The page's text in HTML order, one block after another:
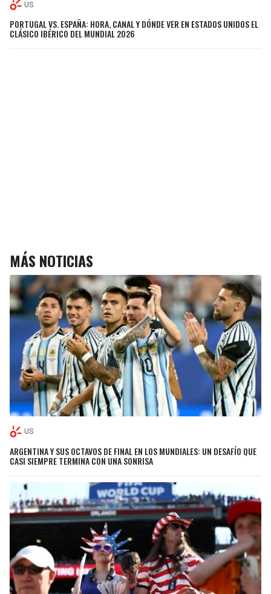
US
PORTUGAL VS. ESPAÑA: HORA, CANAL Y DÓNDE VER EN ESTADOS UNIDOS EL
CLÁSICO IBÉRICO DEL MUNDIAL 2026
MÁS NOTICIAS
US
ARGENTINA Y SUS OCTAVOS DE FINAL EN LOS MUNDIALES: UN DESAFÍO QUE
CASI SIEMPRE TERMINA CON UNA SONRISA